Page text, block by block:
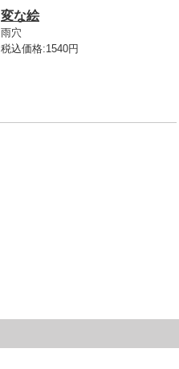
変な絵
雨穴
税込価格:1540円